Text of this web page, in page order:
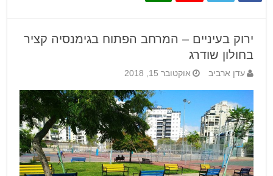
ירוק בעיניים – המרחב הפתוח בגימנסיה קציר
בחולון שודרג
עדן ארביב אוקטובר 15, 2018